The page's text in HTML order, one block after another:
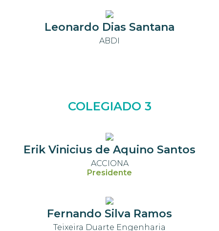
Leonardo Dias Santana
ABDI
COLEGIADO 3
Erik Vinicius de Aquino Santos
ACCIONA
Presidente
Fernando Silva Ramos
Teixeira Duarte Engenharia